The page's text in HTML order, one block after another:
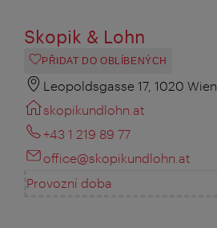
Skopik & Lohn
PŘIDAT DO OBLÍBENÝCH
Leopoldsgasse 17, 1020 Wien
skopikundlohn.at
+43 1 219 89 77
office@skopikundlohn.at
Provozní doba